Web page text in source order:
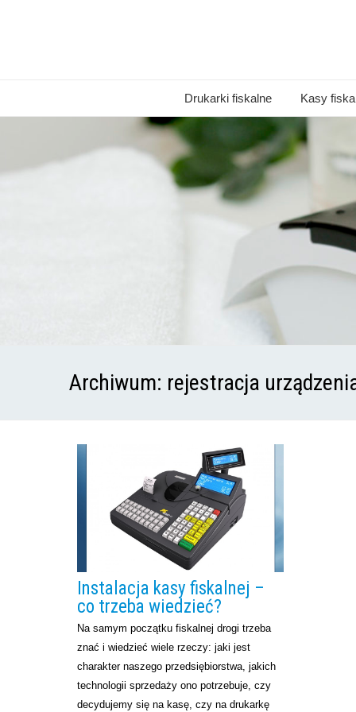
Drukarki fiskalne Kasy
Archiwum: rejestracja
Instalacja kasy fiskalnej –
co trzeba wiedzieć?
Na samym początku fiskalnej drogi trzeba
znać i wiedzieć wiele rzeczy: jaki jest
charakter naszego przedsiębiorstwa, jakich
technologii sprzedaży ono potrzebuje, czy
decydujemy się na kasę, czy na drukarkę